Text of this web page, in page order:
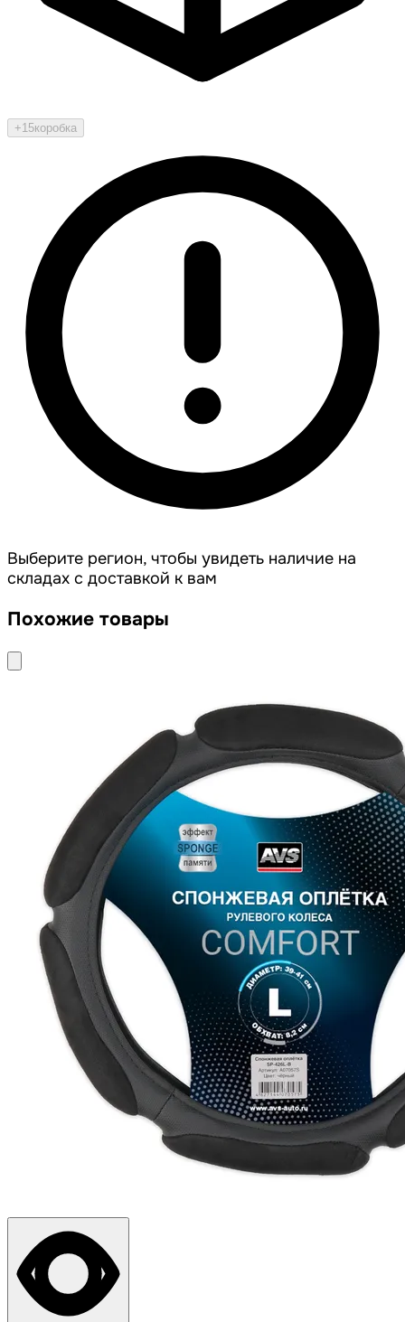
+15коробка
Выберите регион, чтобы увидеть наличие на
складах с доставкой к вам
Похожие товары